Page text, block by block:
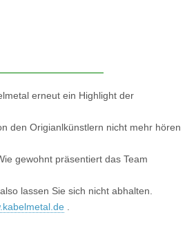
erneut ein Highlight der
den Origianlkünstlern nicht mehr hören
gewohnt präsentiert das Team
lassen Sie sich nicht abhalten.